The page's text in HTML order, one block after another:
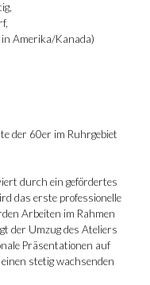
Amerika/Kanada)
der 60er im Ruhrgebiet
durch ein gefördertes
das erste professionelle
Arbeiten im Rahmen
der Umzug des Ateliers
Präsentationen auf
stetig wachsenden